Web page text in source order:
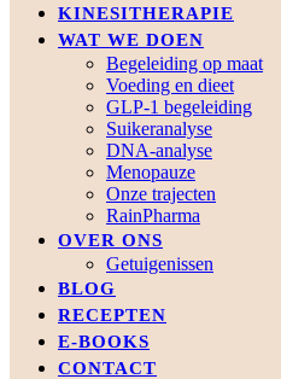
KINESITHERAPIE
WAT WE DOEN
Begeleiding op maat
Voeding en dieet
GLP-1 begeleiding
Suikeranalyse
DNA-analyse
Menopauze
Onze trajecten
RainPharma
OVER ONS
Getuigenissen
BLOG
RECEPTEN
E-BOOKS
CONTACT